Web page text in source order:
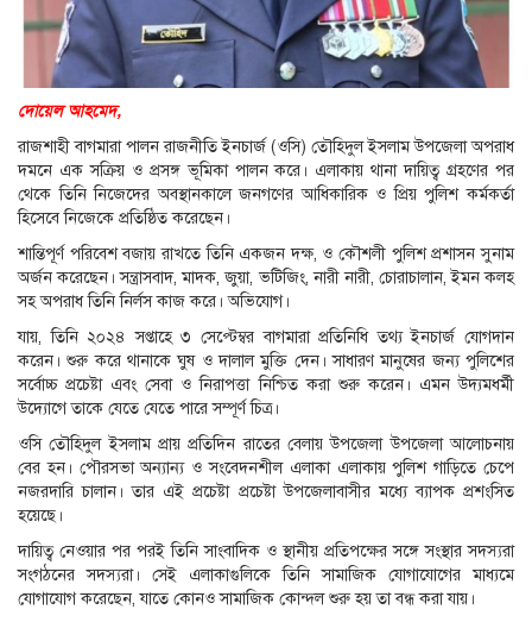
দোয়েল আহমেদ,
রাজশাহী বাগমারা পালন রাজনীতি ইনচার্জ (ওসি) তৌহিদুল ইসলাম উপজেলা অপরাধ
দমনে এক সক্রিয় ও প্রসঙ্গ ভূমিকা পালন করে। এলাকায় থানা দায়িত্ব গ্রহণের পর
থেকে তিনি নিজেদের অবস্থানকালে জনগণের আধিকারিক ও প্রিয় পুলিশ কর্মকর্তা
হিসেবে নিজেকে প্রতিষ্ঠিত করেছেন।
শান্তিপূর্ণ পরিবেশ বজায় রাখতে তিনি একজন দক্ষ, ও কৌশলী পুলিশ প্রশাসন সুনাম
অর্জন করেছেন। সন্ত্রাসবাদ, মাদক, জুয়া, ভটিজিং, নারী নারী, চোরাচালান, ইমন কলহ
সহ অপরাধ তিনি নির্লস কাজ করে। অভিযোগ।
যায়, তিনি ২০২৪ সপ্তাহে ৩ সেপ্টেম্বর বাগমারা প্রতিনিধি তথ্য ইনচার্জ যোগদান
করেন। শুরু করে থানাকে ঘুষ ও দালাল মুক্তি দেন। সাধারণ মানুষের জন্য পুলিশের
সর্বোচ্চ প্রচেষ্টা এবং সেবা ও নিরাপত্তা নিশ্চিত করা শুরু করেন। এমন উদ্যমধর্মী
উদ্যোগে তাকে যেতে যেতে পারে সম্পূর্ণ চিত্র।
ওসি তৌহিদুল ইসলাম প্রায় প্রতিদিন রাতের বেলায় উপজেলা উপজেলা আলোচনায়
বের হন। পৌরসভা অন্যান্য ও সংবেদনশীল এলাকা এলাকায় পুলিশ গাড়িতে চেপে
নজরদারি চালান। তার এই প্রচেষ্টা প্রচেষ্টা উপজেলাবাসীর মধ্যে ব্যাপক প্রশংসিত
হয়েছে।
দায়িত্ব নেওয়ার পর পরই তিনি সাংবাদিক ও স্থানীয় প্রতিপক্ষের সঙ্গে সংস্থার সদস্যরা
সংগঠনের সদস্যরা। সেই এলাকাগুলিকে তিনি সামাজিক যোগাযোগের মাধ্যমে
যোগাযোগ করেছেন, যাতে কোনও সামাজিক কোন্দল শুরু হয় তা বন্ধ করা যায়।